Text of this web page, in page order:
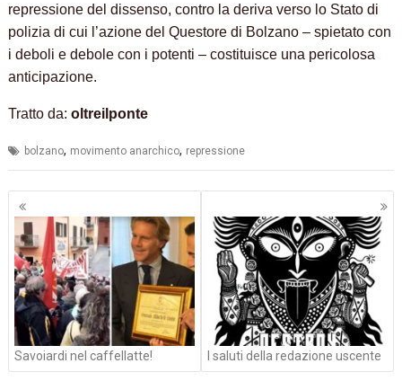
repressione del dissenso, contro la deriva verso lo Stato di
polizia di cui l’azione del Questore di Bolzano – spietato con
i deboli e debole con i potenti – costituisce una pericolosa
anticipazione.
Tratto da: oltreilponte
bolzano, movimento anarchico, repressione
Navigazione
articoli
Savoiardi nel caffellatte! I saluti della redazione uscente